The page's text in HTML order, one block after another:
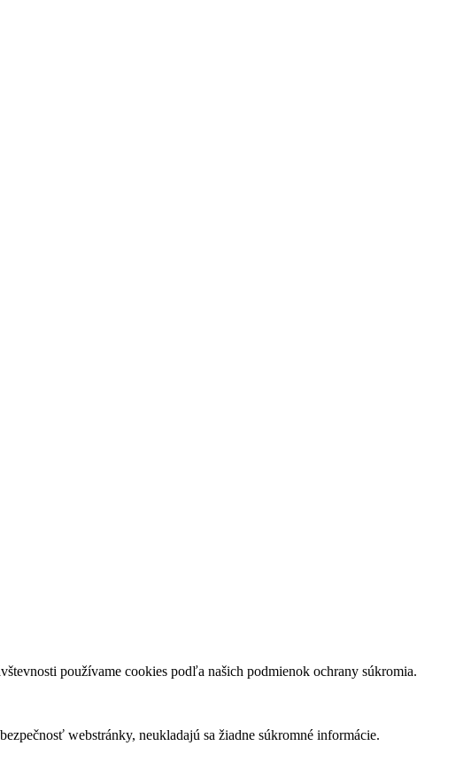
používame cookies podľa našich podmienok ochrany súkromia.
webstránky, neukladajú sa žiadne súkromné informácie.